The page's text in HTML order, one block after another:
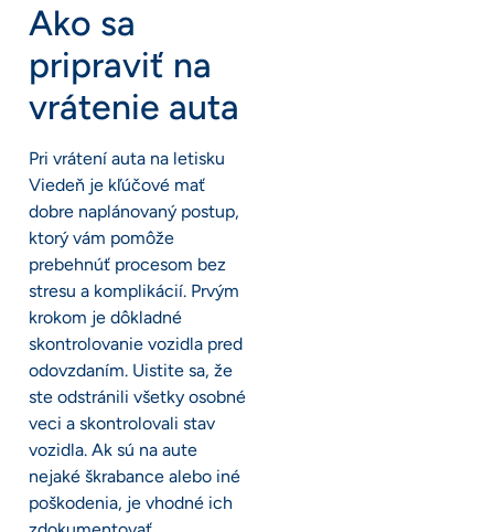
Ako sa
pripraviť na
vrátenie auta
Pri vrátení auta na letisku
Viedeň je kľúčové mať
dobre naplánovaný postup,
ktorý vám pomôže
prebehnúť procesom bez
stresu a komplikácií. Prvým
krokom je dôkladné
skontrolovanie vozidla pred
odovzdaním. Uistite sa, že
ste odstránili všetky osobné
veci a skontrolovali stav
vozidla. Ak sú na aute
nejaké škrabance alebo iné
poškodenia, je vhodné ich